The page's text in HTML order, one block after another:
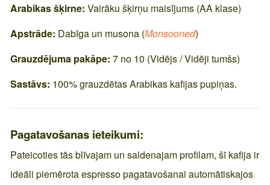
Arabikas šķirne: Vairāku šķirņu maisījums (AA klase)
Apstrāde: Dabīga un musona (Monsooned)
Grauzdējuma pakāpe: 7 no 10 (Vidējs / Vidēji tumšs)
Sastāvs: 100% grauzdētas Arabikas kafijas pupiņas.
Pagatavošanas ieteikumi:
Pateicoties tās blīvajam un saldenajam profilam, šī kafija ir
ideāli piemērota espresso pagatavošanai automātiskajos